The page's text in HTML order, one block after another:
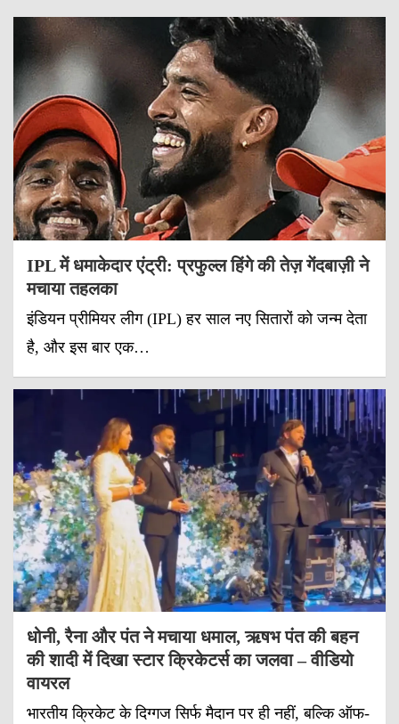
IPL में धमाकेदार एंट्री: प्रफुल्ल हिंगे की तेज़ गेंदबाज़ी ने
मचाया तहलका
इंडियन प्रीमियर लीग (IPL) हर साल नए सितारों को जन्म देता
है, और इस बार एक…
धोनी, रैना और पंत ने मचाया धमाल, ऋषभ पंत की बहन
की शादी में दिखा स्टार क्रिकेटर्स का जलवा – वीडियो
वायरल
भारतीय क्रिकेट के दिग्गज सिर्फ मैदान पर ही नहीं, बल्कि ऑफ-